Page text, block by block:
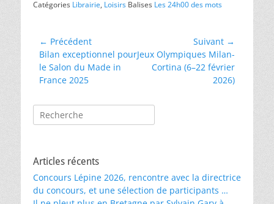
Catégories Librairie, Loisirs Balises Les 24h00 des mots
Navigation
de
l’article
← Précédent
Article
précédent :
Bilan exceptionnel pour
le Salon du Made in
France 2025
Suivant →
Article
suivant :
Jeux Olympiques Milan-
Cortina (6–22 février
2026)
Rechercher :
Articles récents
Concours Lépine 2026, rencontre avec la directrice
du concours, et une sélection de participants …